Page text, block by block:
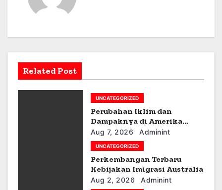
i
g
Related Post
UNCATEGORIZED
Perubahan Iklim dan
Dampaknya di Amerika
Latin
Aug 7, 2026 Adminint
UNCATEGORIZED
Perkembangan Terbaru
Kebijakan Imigrasi Australia
Aug 2, 2026 Adminint